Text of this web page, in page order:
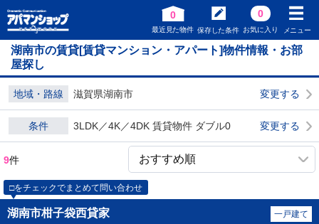
0
最近見た物件 保存した条件
0
お気に入り メニュー
湖南市の賃貸[賃貸マンション・アパート]物件情報・お部
屋探し
地域・路線 滋賀県湖南市 変更する
条件 3LDK／4K／4DK 賃貸物件 ダブル0 変更する
9件
□をチェックでまとめて問い合わせ
湖南市柑子袋西貸家 一戸建て